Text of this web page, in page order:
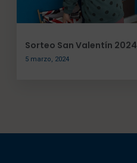
Sorteo San Valentín 2024
5 marzo, 2024